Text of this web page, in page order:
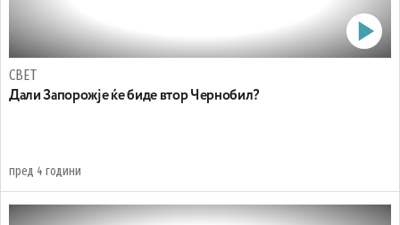
СВЕТ
Дали Запорожје ќе биде втор Чернобил?
пред 4 години